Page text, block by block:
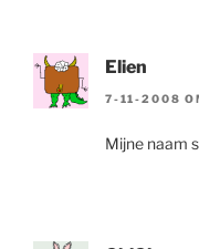
Elien
7-11-2008
Mijne naam